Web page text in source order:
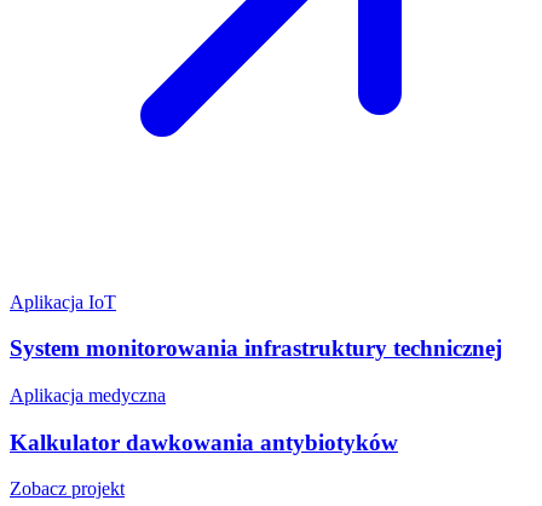
Aplikacja IoT
System monitorowania infrastruktury technicznej
Aplikacja medyczna
Kalkulator dawkowania antybiotyków
Zobacz projekt